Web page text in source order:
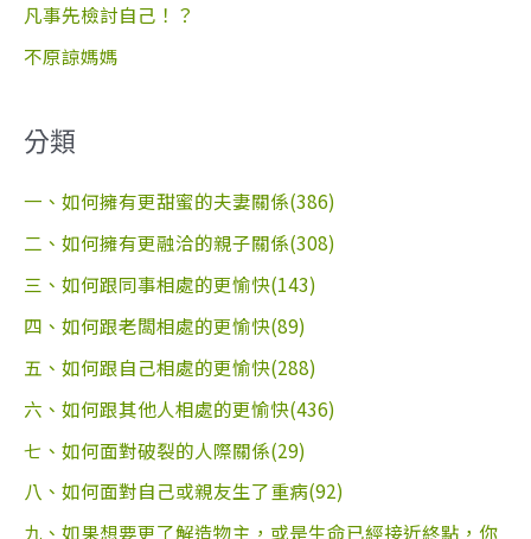
凡事先檢討自己！？
不原諒媽媽
分類
一、如何擁有更甜蜜的夫妻關係(386)
二、如何擁有更融洽的親子關係(308)
三、如何跟同事相處的更愉快(143)
四、如何跟老闆相處的更愉快(89)
五、如何跟自己相處的更愉快(288)
六、如何跟其他人相處的更愉快(436)
七、如何面對破裂的人際關係(29)
八、如何面對自己或親友生了重病(92)
九、如果想要更了解造物主，或是生命已經接近終點，你